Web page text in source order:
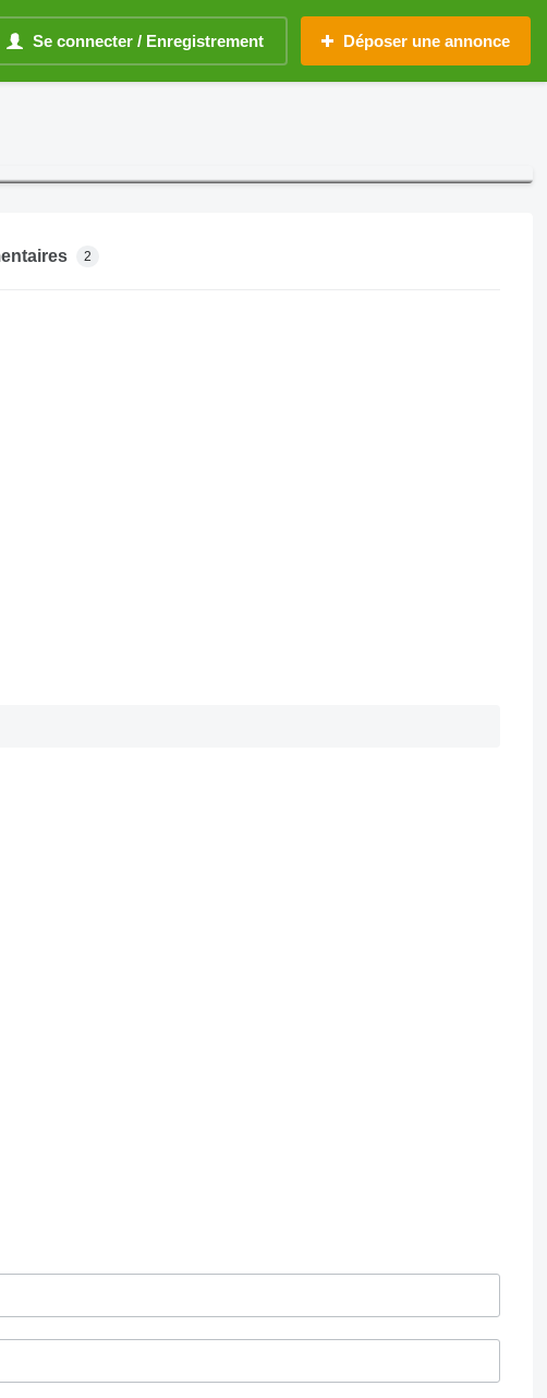
Se connecter / Enregistrement Déposer une annonce
2